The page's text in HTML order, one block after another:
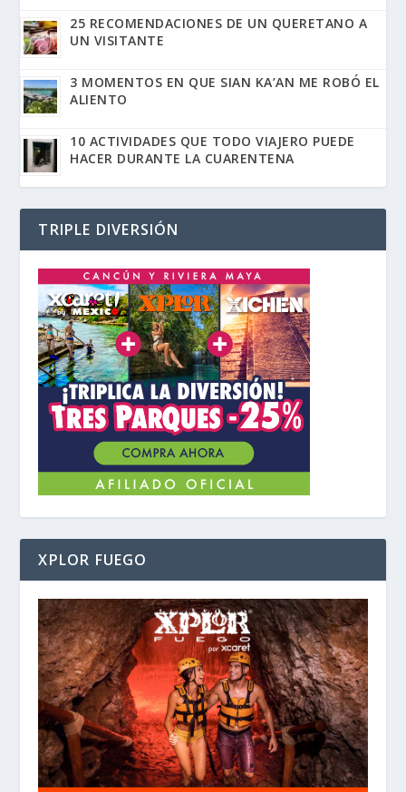
25 RECOMENDACIONES DE UN QUERETANO A
UN VISITANTE
3 MOMENTOS EN QUE SIAN KA’AN ME ROBÓ EL
ALIENTO
10 ACTIVIDADES QUE TODO VIAJERO PUEDE
HACER DURANTE LA CUARENTENA
TRIPLE DIVERSIÓN
XPLOR FUEGO